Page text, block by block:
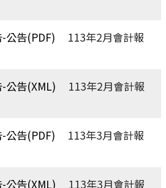
113年2月會計報
113年2月會計報
113年3月會計報
113年3月會計報